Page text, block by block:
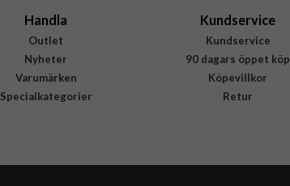
Handla
Outlet
Nyheter
Varumärken
Specialkategorier
Kundservice
Kundservice
90 dagars öppet köp
Köpevillkor
Retur